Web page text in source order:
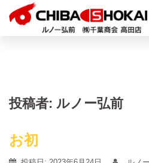
投稿者: ルノー弘前
お初